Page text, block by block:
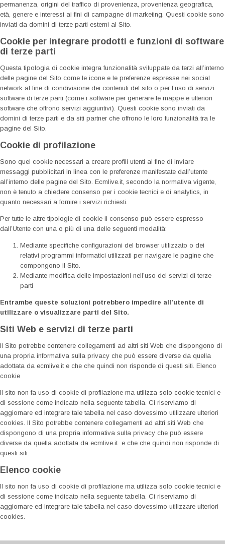
permanenza, origini del traffico di provenienza, provenienza geografica,
età, genere e interessi ai fini di campagne di marketing. Questi cookie sono
inviati da domini di terze parti esterni al Sito.
Cookie per integrare prodotti e funzioni di software
di terze parti
Questa tipologia di cookie integra funzionalità sviluppate da terzi all’interno
delle pagine del Sito come le icone e le preferenze espresse nei social
network al fine di condivisione dei contenuti del sito o per l’uso di servizi
software di terze parti (come i software per generare le mappe e ulteriori
software che offrono servizi aggiuntivi). Questi cookie sono inviati da
domini di terze parti e da siti partner che offrono le loro funzionalità tra le
pagine del Sito.
Cookie di profilazione
Sono quei cookie necessari a creare profili utenti al fine di inviare
messaggi pubblicitari in linea con le preferenze manifestate dall’utente
all’interno delle pagine del Sito. Ecmlive.it, secondo la normativa vigente,
non è tenuto a chiedere consenso per i cookie tecnici e di analytics, in
quanto necessari a fornire i servizi richiesti.
Per tutte le altre tipologie di cookie il consenso può essere espresso
dall’Utente con una o più di una delle seguenti modalità:
Mediante specifiche configurazioni del browser utilizzato o dei
relativi programmi informatici utilizzati per navigare le pagine che
compongono il Sito.
Mediante modifica delle impostazioni nell’uso dei servizi di terze
parti
Entrambe queste soluzioni potrebbero impedire all’utente di
utilizzare o visualizzare parti del Sito.
Siti Web e servizi di terze parti
Il Sito potrebbe contenere collegamenti ad altri siti Web che dispongono di
una propria informativa sulla privacy che può essere diverse da quella
adottata da ecmlive.it e che che quindi non risponde di questi siti. Elenco
cookie
Il sito non fa uso di cookie di profilazione ma utilizza solo cookie tecnici e
di sessione come indicato nella seguente tabella. Ci riserviamo di
aggiornare ed integrare tale tabella nel caso dovessimo utilizzare ulteriori
cookies. Il Sito potrebbe contenere collegamenti ad altri siti Web che
dispongono di una propria informativa sulla privacy che può essere
diverse da quella adottata da ecmlive.it e che che quindi non risponde di
questi siti.
Elenco cookie
Il sito non fa uso di cookie di profilazione ma utilizza solo cookie tecnici e
di sessione come indicato nella seguente tabella. Ci riserviamo di
aggiornare ed integrare tale tabella nel caso dovessimo utilizzare ulteriori
cookies.